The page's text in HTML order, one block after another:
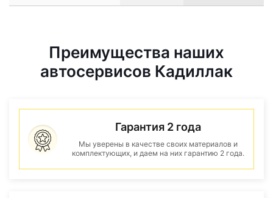
Преимущества наших
автосервисов Кадиллак
Гарантия 2 года
Мы уверены в качестве своих материалов и
комплектующих, и даем на них гарантию 2 года.